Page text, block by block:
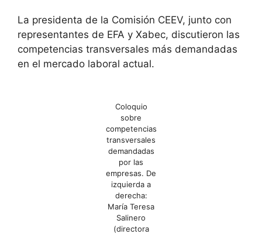
La presidenta de la Comisión CEEV, junto con
representantes de EFA y Xabec, discutieron las
competencias transversales más demandadas
en el mercado laboral actual.
Coloquio
sobre
competencias
transversales
demandadas
por las
empresas. De
izquierda a
derecha:
María Teresa
Salinero
(directora